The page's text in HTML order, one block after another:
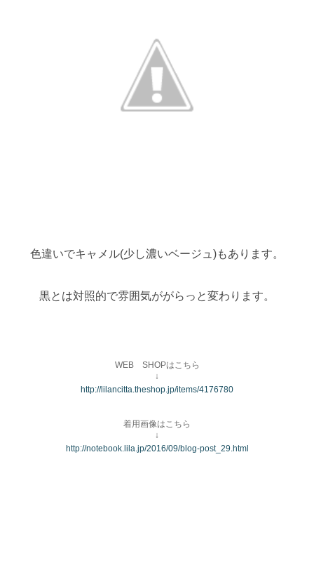
色違いでキャメル(少し濃いベージュ)もあります。
黒とは対照的で雰囲気ががらっと変わります。
WEB SHOPはこちら
↓
http://lilancitta.theshop.jp/items/4176780
着用画像はこちら
↓
http://notebook.lila.jp/2016/09/blog-post_29.html